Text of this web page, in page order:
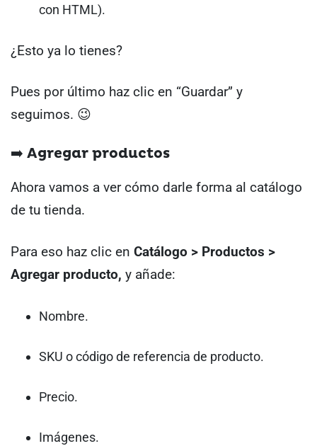
con HTML).
¿Esto ya lo tienes?
Pues por último haz clic en “Guardar” y
seguimos. 😉
➡️ Agregar productos
Ahora vamos a ver cómo darle forma al catálogo
de tu tienda.
Para eso haz clic en Catálogo > Productos >
Agregar producto, y añade:
Nombre.
SKU o código de referencia de producto.
Precio.
Imágenes.